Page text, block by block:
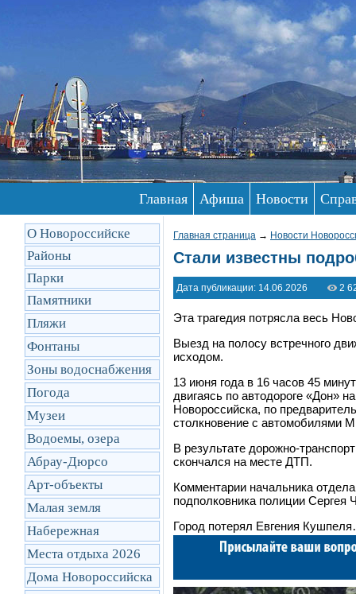
Главная Афиша Новости
О Новороссийске
Районы
Парки
Памятники
Пляжи
Фонтаны
Зоны водоснабжения
Погода
Музеи
Водоемы, озера
Абрау-Дюрсо
Арт-объекты
Малая земля
Набережная
Места отдыха 2026
Дома Новороссийска
Главная страница → Новости
Стали известны
Дата публикации: 14.06.2026 2
Эта трагедия потрясла весь
Выезд на полосу встречного
исходом.
13 июня года в 16 часов 45
двигаясь по автодороге «Дон»
Новороссийска, по
столкновение с автомобилями
В результате дорожно-
скончался на месте ДТП.
Комментарии начальника
подполковника полиции Сергея
Город потерял Евгения